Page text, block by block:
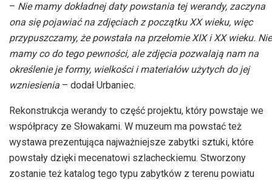
– Nie mamy dokładnej daty powstania tej werandy, zaczyna
ona się pojawiać na zdjęciach z początku XX wieku, więc
przypuszczamy, że powstała na przełomie XIX i XX wieku. Nie
mamy co do tego pewności, ale zdjęcia pozwalają nam na
określenie je formy, wielkości i materiałów użytych do jej
wzniesienia – dodał Urbaniec.
Rekonstrukcja werandy to część projektu, który powstaje we
współpracy ze Słowakami. W muzeum ma powstać też
wystawa prezentująca najważniejsze zabytki sztuki, które
powstały dzięki mecenatowi szlacheckiemu. Stworzony
zostanie też katalog tego typu zabytków z terenu powiatu